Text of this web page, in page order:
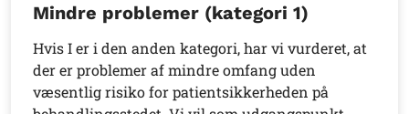
Mindre problemer (kategori 1)
Hvis I er i den anden kategori, har vi vurderet, at
der er problemer af mindre omfang uden
væsentlig risiko for patientsikkerheden på